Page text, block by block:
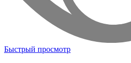
Быстрый просмотр